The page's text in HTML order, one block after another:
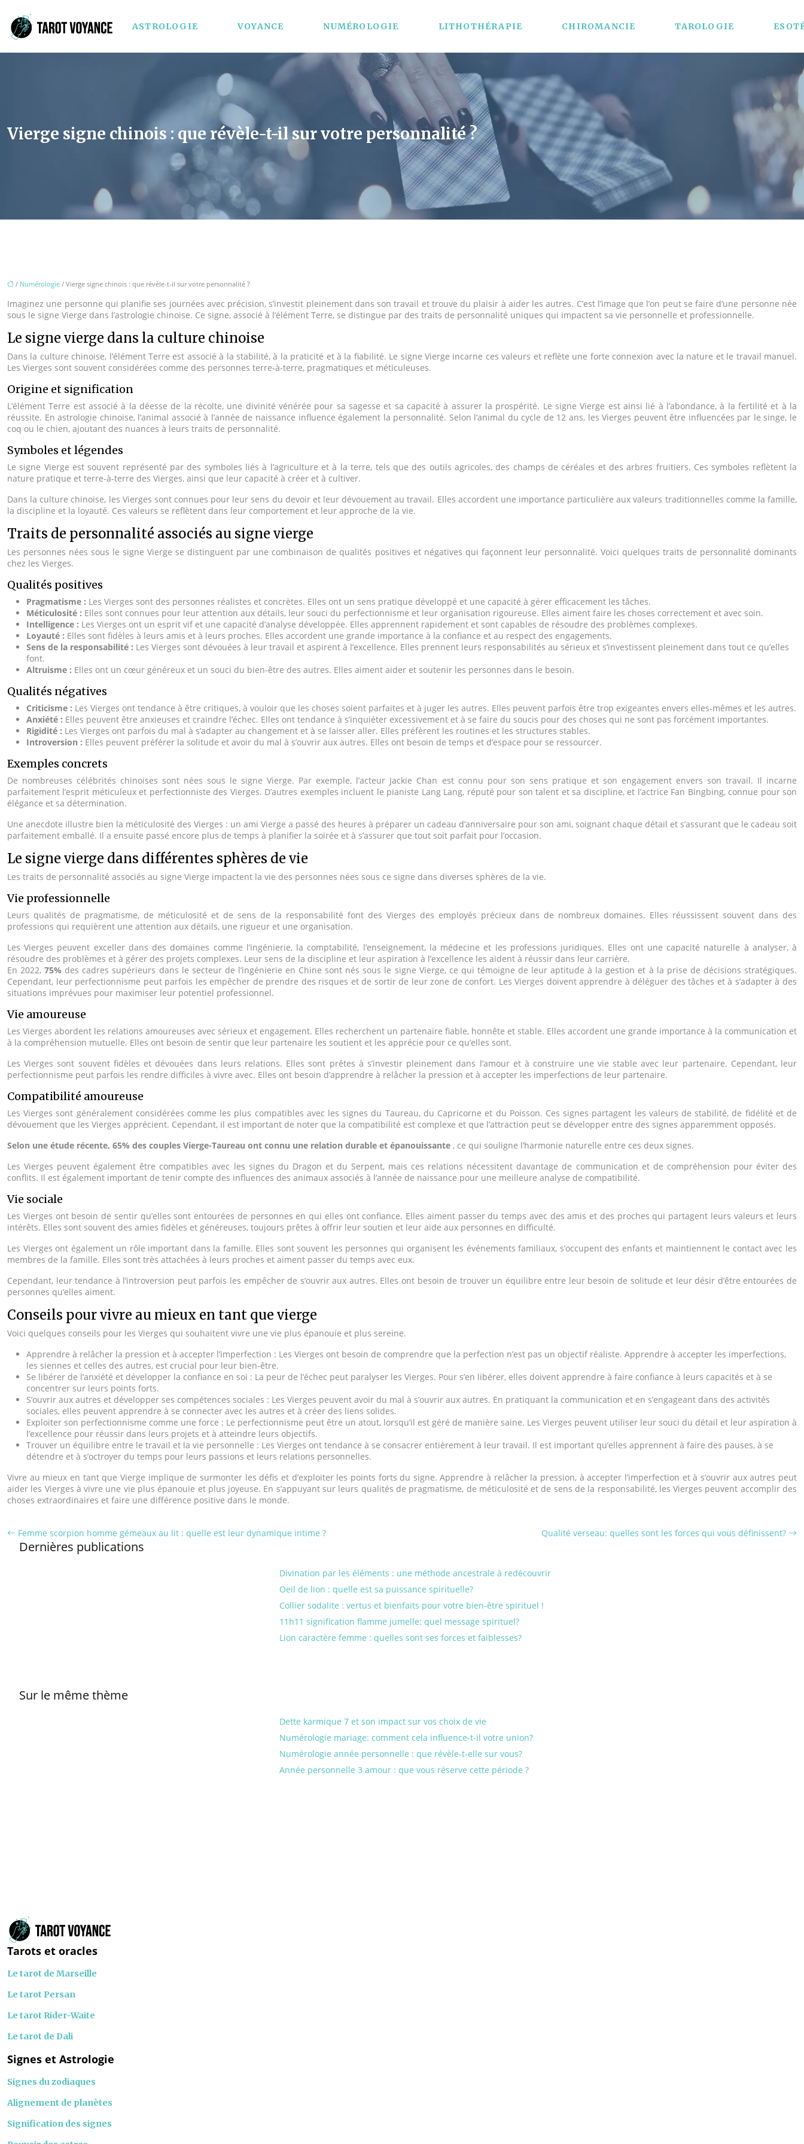
ASTROLOGIE VOYANCE NUMÉROLOGIE LITHOTHÉRAPIE CHIROMANCIE TAROLOGIE
Vierge signe chinois : que révèle-t-il sur votre personnalité ?
/ Numérologie / Vierge signe chinois : que révèle-t-il sur votre personnalité ?
Imaginez une personne qui planifie ses journées avec précision, s’investit pleinement dans son travail et trouve du plaisir à aider les autres. C’est l’image que l’on peut se faire d’une personne née
sous le signe Vierge dans l’astrologie chinoise. Ce signe, associé à l’élément Terre, se distingue par des traits de personnalité uniques qui impactent sa vie personnelle et professionnelle.
Le signe vierge dans la culture chinoise
Dans la culture chinoise, l’élément Terre est associé à la stabilité, à la praticité et à la fiabilité. Le signe Vierge incarne ces valeurs et reflète une forte connexion avec la nature et le travail manuel.
Les Vierges sont souvent considérées comme des personnes terre-à-terre, pragmatiques et méticuleuses.
Origine et signification
L’élément Terre est associé à la déesse de la récolte, une divinité vénérée pour sa sagesse et sa capacité à assurer la prospérité. Le signe Vierge est ainsi lié à l’abondance, à la fertilité et à la
réussite. En astrologie chinoise, l’animal associé à l’année de naissance influence également la personnalité. Selon l’animal du cycle de 12 ans, les Vierges peuvent être influencées par le singe, le
coq ou le chien, ajoutant des nuances à leurs traits de personnalité.
Symboles et légendes
Le signe Vierge est souvent représenté par des symboles liés à l’agriculture et à la terre, tels que des outils agricoles, des champs de céréales et des arbres fruitiers. Ces symboles reflètent la
nature pratique et terre-à-terre des Vierges, ainsi que leur capacité à créer et à cultiver.
Dans la culture chinoise, les Vierges sont connues pour leur sens du devoir et leur dévouement au travail. Elles accordent une importance particulière aux valeurs traditionnelles comme la famille,
la discipline et la loyauté. Ces valeurs se reflètent dans leur comportement et leur approche de la vie.
Traits de personnalité associés au signe vierge
Les personnes nées sous le signe Vierge se distinguent par une combinaison de qualités positives et négatives qui façonnent leur personnalité. Voici quelques traits de personnalité dominants
chez les Vierges.
Qualités positives
Pragmatisme : Les Vierges sont des personnes réalistes et concrètes. Elles ont un sens pratique développé et une capacité à gérer efficacement les tâches.
Méticulosité : Elles sont connues pour leur attention aux détails, leur souci du perfectionnisme et leur organisation rigoureuse. Elles aiment faire les choses correctement et avec soin.
Intelligence : Les Vierges ont un esprit vif et une capacité d’analyse développée. Elles apprennent rapidement et sont capables de résoudre des problèmes complexes.
Loyauté : Elles sont fidèles à leurs amis et à leurs proches. Elles accordent une grande importance à la confiance et au respect des engagements.
Sens de la responsabilité : Les Vierges sont dévouées à leur travail et aspirent à l’excellence. Elles prennent leurs responsabilités au sérieux et s’investissent pleinement dans tout ce qu’elles
font.
Altruisme : Elles ont un cœur généreux et un souci du bien-être des autres. Elles aiment aider et soutenir les personnes dans le besoin.
Qualités négatives
Criticisme : Les Vierges ont tendance à être critiques, à vouloir que les choses soient parfaites et à juger les autres. Elles peuvent parfois être trop exigeantes envers elles-mêmes et les autres.
Anxiété : Elles peuvent être anxieuses et craindre l’échec. Elles ont tendance à s’inquiéter excessivement et à se faire du soucis pour des choses qui ne sont pas forcément importantes.
Rigidité : Les Vierges ont parfois du mal à s’adapter au changement et à se laisser aller. Elles préfèrent les routines et les structures stables.
Introversion : Elles peuvent préférer la solitude et avoir du mal à s’ouvrir aux autres. Elles ont besoin de temps et d’espace pour se ressourcer.
Exemples concrets
De nombreuses célébrités chinoises sont nées sous le signe Vierge. Par exemple, l’acteur Jackie Chan est connu pour son sens pratique et son engagement envers son travail. Il incarne
parfaitement l’esprit méticuleux et perfectionniste des Vierges. D’autres exemples incluent le pianiste Lang Lang, réputé pour son talent et sa discipline, et l’actrice Fan Bingbing, connue pour son
élégance et sa détermination.
Une anecdote illustre bien la méticulosité des Vierges : un ami Vierge a passé des heures à préparer un cadeau d’anniversaire pour son ami, soignant chaque détail et s’assurant que le cadeau soit
parfaitement emballé. Il a ensuite passé encore plus de temps à planifier la soirée et à s’assurer que tout soit parfait pour l’occasion.
Le signe vierge dans différentes sphères de vie
Les traits de personnalité associés au signe Vierge impactent la vie des personnes nées sous ce signe dans diverses sphères de la vie.
Vie professionnelle
Leurs qualités de pragmatisme, de méticulosité et de sens de la responsabilité font des Vierges des employés précieux dans de nombreux domaines. Elles réussissent souvent dans des
professions qui requièrent une attention aux détails, une rigueur et une organisation.
Les Vierges peuvent exceller dans des domaines comme l’ingénierie, la comptabilité, l’enseignement, la médecine et les professions juridiques. Elles ont une capacité naturelle à analyser, à
résoudre des problèmes et à gérer des projets complexes. Leur sens de la discipline et leur aspiration à l’excellence les aident à réussir dans leur carrière.
En 2022,75% des cadres supérieurs dans le secteur de l’ingénierie en Chine sont nés sous le signe Vierge, ce qui témoigne de leur aptitude à la gestion et à la prise de décisions stratégiques.
Cependant, leur perfectionnisme peut parfois les empêcher de prendre des risques et de sortir de leur zone de confort. Les Vierges doivent apprendre à déléguer des tâches et à s’adapter à des
situations imprévues pour maximiser leur potentiel professionnel.
Vie amoureuse
Les Vierges abordent les relations amoureuses avec sérieux et engagement. Elles recherchent un partenaire fiable, honnête et stable. Elles accordent une grande importance à la communication et
à la compréhension mutuelle. Elles ont besoin de sentir que leur partenaire les soutient et les apprécie pour ce qu’elles sont.
Les Vierges sont souvent fidèles et dévouées dans leurs relations. Elles sont prêtes à s’investir pleinement dans l’amour et à construire une vie stable avec leur partenaire. Cependant, leur
perfectionnisme peut parfois les rendre difficiles à vivre avec. Elles ont besoin d’apprendre à relâcher la pression et à accepter les imperfections de leur partenaire.
Compatibilité amoureuse
Les Vierges sont généralement considérées comme les plus compatibles avec les signes du Taureau, du Capricorne et du Poisson. Ces signes partagent les valeurs de stabilité, de fidélité et de
dévouement que les Vierges apprécient. Cependant, il est important de noter que la compatibilité est complexe et que l’attraction peut se développer entre des signes apparemment opposés.
Selon une étude récente, 65% des couples Vierge-Taureau ont connu une relation durable et épanouissante , ce qui souligne l’harmonie naturelle entre ces deux signes.
Les Vierges peuvent également être compatibles avec les signes du Dragon et du Serpent, mais ces relations nécessitent davantage de communication et de compréhension pour éviter des
conflits. Il est également important de tenir compte des influences des animaux associés à l’année de naissance pour une meilleure analyse de compatibilité.
Vie sociale
Les Vierges ont besoin de sentir qu’elles sont entourées de personnes en qui elles ont confiance. Elles aiment passer du temps avec des amis et des proches qui partagent leurs valeurs et leurs
intérêts. Elles sont souvent des amies fidèles et généreuses, toujours prêtes à offrir leur soutien et leur aide aux personnes en difficulté.
Les Vierges ont également un rôle important dans la famille. Elles sont souvent les personnes qui organisent les événements familiaux, s’occupent des enfants et maintiennent le contact avec les
membres de la famille. Elles sont très attachées à leurs proches et aiment passer du temps avec eux.
Cependant, leur tendance à l’introversion peut parfois les empêcher de s’ouvrir aux autres. Elles ont besoin de trouver un équilibre entre leur besoin de solitude et leur désir d’être entourées de
personnes qu’elles aiment.
Conseils pour vivre au mieux en tant que vierge
Voici quelques conseils pour les Vierges qui souhaitent vivre une vie plus épanouie et plus sereine.
Apprendre à relâcher la pression et à accepter l’imperfection : Les Vierges ont besoin de comprendre que la perfection n’est pas un objectif réaliste. Apprendre à accepter les imperfections,
les siennes et celles des autres, est crucial pour leur bien-être.
Se libérer de l’anxiété et développer la confiance en soi : La peur de l’échec peut paralyser les Vierges. Pour s’en libérer, elles doivent apprendre à faire confiance à leurs capacités et à se
concentrer sur leurs points forts.
S’ouvrir aux autres et développer ses compétences sociales : Les Vierges peuvent avoir du mal à s’ouvrir aux autres. En pratiquant la communication et en s’engageant dans des activités
sociales, elles peuvent apprendre à se connecter avec les autres et à créer des liens solides.
Exploiter son perfectionnisme comme une force : Le perfectionnisme peut être un atout, lorsqu’il est géré de manière saine. Les Vierges peuvent utiliser leur souci du détail et leur aspiration à
l’excellence pour réussir dans leurs projets et à atteindre leurs objectifs.
Trouver un équilibre entre le travail et la vie personnelle : Les Vierges ont tendance à se consacrer entièrement à leur travail. Il est important qu’elles apprennent à faire des pauses, à se
détendre et à s’octroyer du temps pour leurs passions et leurs relations personnelles.
Vivre au mieux en tant que Vierge implique de surmonter les défis et d’exploiter les points forts du signe. Apprendre à relâcher la pression, à accepter l’imperfection et à s’ouvrir aux autres peut
aider les Vierges à vivre une vie plus épanouie et plus joyeuse. En s’appuyant sur leurs qualités de pragmatisme, de méticulosité et de sens de la responsabilité, les Vierges peuvent accomplir des
choses extraordinaires et faire une différence positive dans le monde.
Femme scorpion homme gémeaux au lit : quelle est leur dynamique intime ? Qualité verseau: quelles sont les forces qui vous définissent?
Dernières publications
Divination par les éléments : une méthode ancestrale à redécouvrir
Oeil de lion : quelle est sa puissance spirituelle?
Collier sodalite : vertus et bienfaits pour votre bien-être spirituel !
11h11 signification flamme jumelle: quel message spirituel?
Lion caractère femme : quelles sont ses forces et faiblesses?
Sur le même thème
Dette karmique 7 et son impact sur vos choix de vie
Numérologie mariage: comment cela influence-t-il votre union?
Numérologie année personnelle : que révèle-t-elle sur vous?
Année personnelle 3 amour : que vous réserve cette période ?
Tarots et oracles
Le tarot de Marseille
Le tarot Persan
Le tarot Rider-Waite
Le tarot de Dali
Signes et Astrologie
Signes du zodiaques
Alignement de planètes
Signification des signes